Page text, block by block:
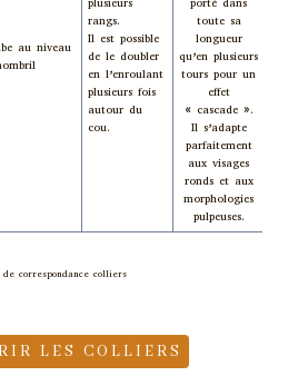
au niveau
rangs.
Il est possible
de le doubler
en l’enroulant
plusieurs fois
autour du
cou.
toute sa
longueur
qu’en plusieurs
tours pour un
effet
« cascade ».
Il s’adapte
parfaitement
aux visages
ronds et aux
morphologies
pulpeuses.
correspondance colliers
LES COLLIERS